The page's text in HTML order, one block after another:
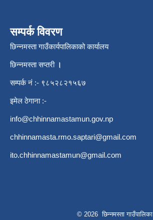
सम्पर्क विवरण
छिन्नमस्ता गाउँकार्यपालिकाको कार्यालय
छिन्नमस्ता सप्तरी ।
सम्पर्क नं :- ९८५२८२१५६७
इमेल ठेगाना :-
info@chhinnamastamun.gov.np
chhinnamasta.rmo.saptari@gmail.com
ito.chhinnamastamun@gmail.com
© 2026 छिन्नमस्ता गाउँपालिका